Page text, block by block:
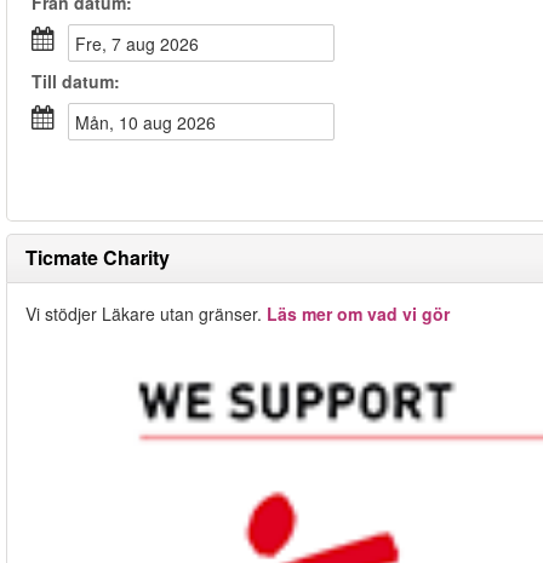
fre, 7 aug 2026
Till datum:
mån, 10 aug 2026
Ticmate Charity
Vi stödjer Läkare utan gränser. Läs mer om vad vi gör